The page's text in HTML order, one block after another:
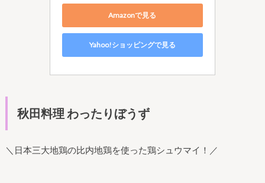
Amazonで見る
Yahoo!ショッピングで見る
秋田料理 わったりぼうず
＼日本三大地鶏の比内地鶏を使った鶏シュウマイ！／